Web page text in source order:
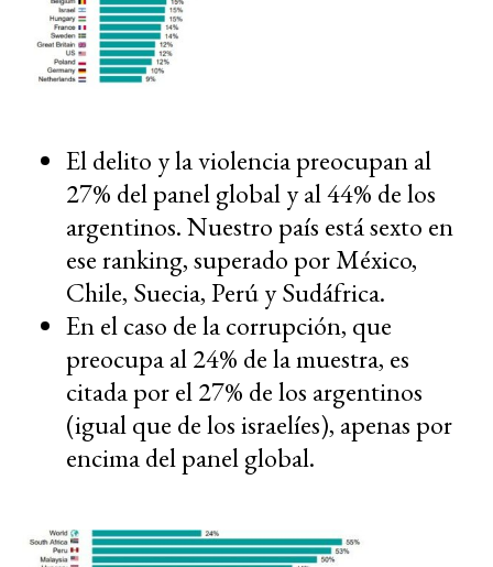
El delito y la violencia preocupan al
27% del panel global y al 44% de los
argentinos. Nuestro país está sexto en
ese ranking, superado por México,
Chile, Suecia, Perú y Sudáfrica.
En el caso de la corrupción, que
preocupa al 24% de la muestra, es
citada por el 27% de los argentinos
(igual que de los israelíes), apenas por
encima del panel global.